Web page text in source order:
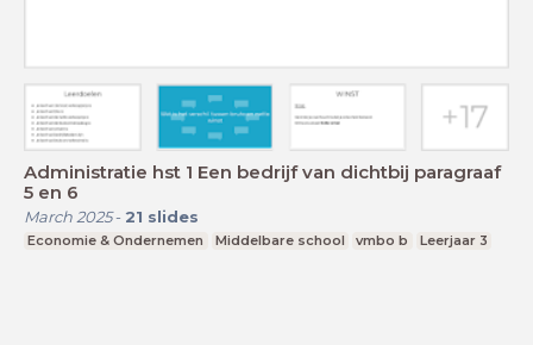
Administratie hst 1 Een bedrijf van dichtbij paragraaf
5 en 6
March 2025- 21 slides
Economie & Ondernemen Middelbare school vmbo b Leerjaar 3